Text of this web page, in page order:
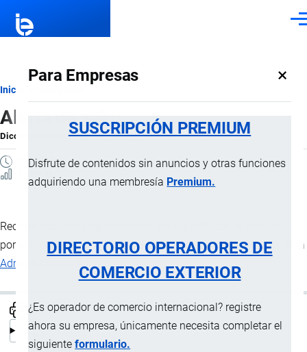
Para Empresas ×
SUSCRIPCIÓN PREMIUM
Disfrute de contenidos sin anuncios y otras funciones
adquiriendo una membresía Premium.
DIRECTORIO OPERADORES DE
COMERCIO EXTERIOR
¿Es operador de comercio internacional? registre
ahora su empresa, únicamente necesita completar el
siguienteformulario.
Ruta
de
navegación
Inicio
Alerta de valor
Diccionario porImportaciones …, 6 Noviembre, 2024
1 MINUTO
Recomendación proporcionada por el perfilador de riesgos o
por solicitud expresa de la Jefatura de Gestión de Riesgos de la
Administración Aduanera.